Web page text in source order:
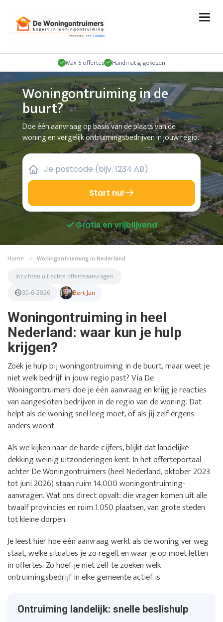
Max 5 offertes Handmatig gekozen
Woningontruiming in de
buurt?
Doe één aanvraag op basis van de plaats van de
woning en vergelijk ontruimingsbedrijven in jouw regio.
Start nu!
Gratis en vrijblijvend
Home Woningontruiming in Nederland
Inzichten uit echte offerteaanvragen
30-6-2026
Bert-Jan
Woningontruiming in heel
Nederland: waar kun je hulp
krijgen?
Zoek je hulp bij woningontruiming in de buurt, maar weet je
niet welk bedrijf in jouw regio past? Via De
Woningontruimers doe je één aanvraag en krijg je reacties
van aangesloten bedrijven in de regio van de woning. Dat
helpt als de woning snel leeg moet, of als jij zelf ergens
anders woont.
Als we kijken naar de harde cijfers, blijkt dat landelijke
dekking weinig uitzonderingen kent. In het offerteportaal
achter De Woningontruimers (heel Nederland, oktober 2023
tot juni 2026) staan ruim 14.000 woningontruiming-
aanvragen. Wat ons direct opvalt: die vragen komen uit alle
twaalf provincies en ruim 1.050 plaatsen, van grote steden
tot kleine dorpen.
Je leest hier hoe één aanvraag werkt als de woning ver weg
staat, welke situaties je zo regelt en waar je op moet letten
in offertes. Zo hoef je niet zelf te zoeken welk
ontruimingsbedrijf in elke gemeente actief is.
Ontruiming landelijk: snelle beslishulp